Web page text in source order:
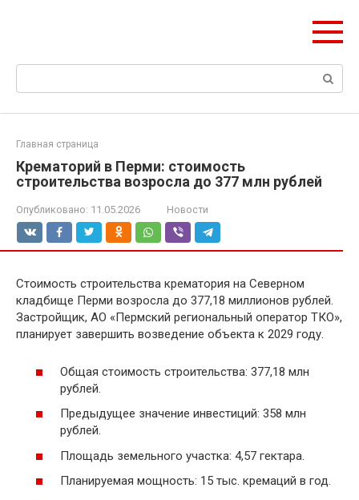
Поиск:
Главная страница
Крематорий в Перми: стоимость
строительства возросла до 377 млн рублей
Опубликовано: 11.05.2026 Новости
Стоимость строительства крематория на Северном
кладбище Перми возросла до 377,18 миллионов рублей.
Застройщик, АО «Пермский региональный оператор ТКО»,
планирует завершить возведение объекта к 2029 году.
Общая стоимость строительства: 377,18 млн
рублей.
Предыдущее значение инвестиций: 358 млн
рублей.
Площадь земельного участка: 4,57 гектара.
Планируемая мощность: 15 тыс. кремаций в год.